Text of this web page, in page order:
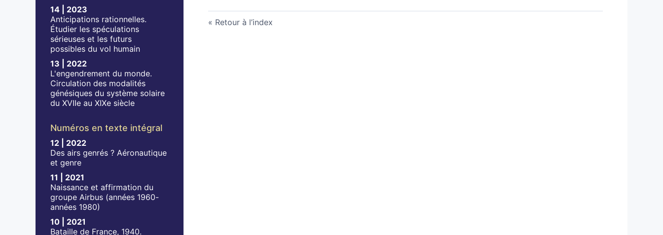
14 | 2023
Anticipations rationnelles.
Étudier les spéculations
sérieuses et les futurs
possibles du vol humain
13 | 2022
L'engendrement du monde.
Circulation des modalités
génésiques du système solaire
du XVIIe au XIXe siècle
Numéros en texte intégral
12 | 2022
Des airs genrés ? Aéronautique
et genre
11 | 2021
Naissance et affirmation du
groupe Airbus (années 1960-
années 1980)
10 | 2021
Bataille de France, 1940.
Retour à l’index